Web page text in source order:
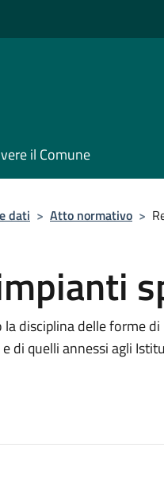
il Comune
dati > Atto normativo >
disciplina delle forme
di quelli annessi agli